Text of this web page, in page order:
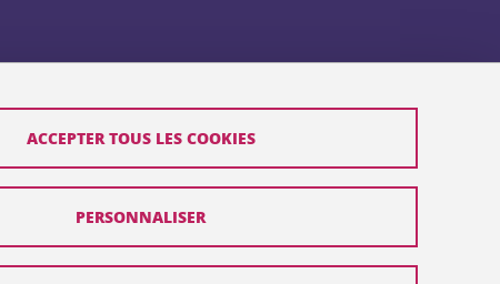
ACCEPTER TOUS LES COOKIES
PERSONNALISER